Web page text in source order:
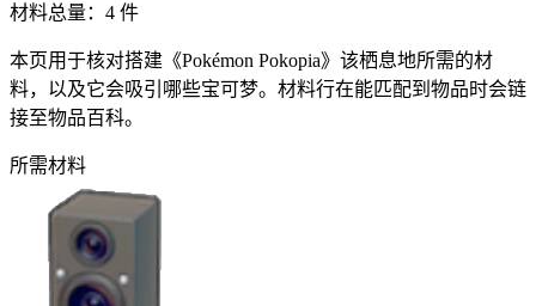
材料总量：4 件
本页用于核对搭建《Pokémon Pokopia》该栖息地所需的材
料，以及它会吸引哪些宝可梦。材料行在能匹配到物品时会链
接至物品百科。
所需材料